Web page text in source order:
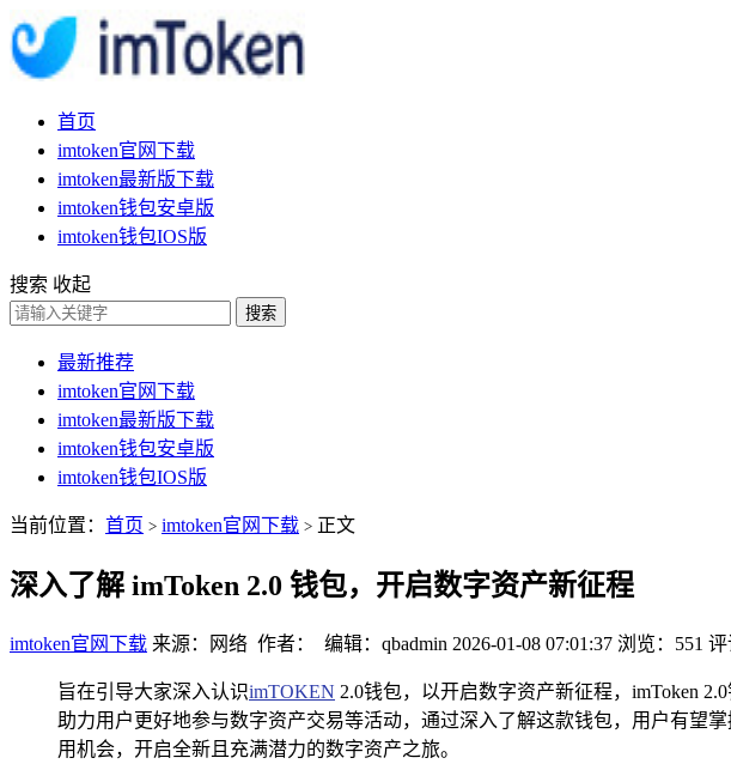
首页
imtoken官网下载
imtoken最新版下载
imtoken钱包安卓版
imtoken钱包IOS版
搜索 收起
搜索
最新推荐
imtoken官网下载
imtoken最新版下载
imtoken钱包安卓版
imtoken钱包IOS版
当前位置： 首页 > imtoken官网下载 > 正文
深入了解 imToken 2.0 钱包，开启数字资产新征程
imtoken官网下载 来源：网络 作者： 编辑：qbadmin 2026-01-08 07:01:37 浏览：551 评
旨在引导大家深入认识imTOKEN 2.0钱包，以开启数字资产新征程，imToken
助力用户更好地参与数字资产交易等活动，通过深入了解这款钱包，用户有望
用机会，开启全新且充满潜力的数字资产之旅。